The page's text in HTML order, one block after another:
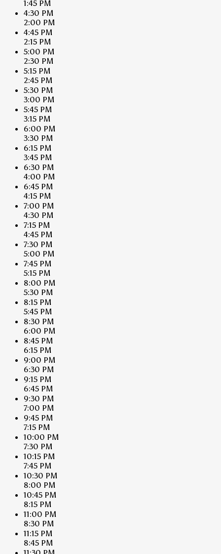
1:45 PM
4:30 PM
2:00 PM
4:45 PM
2:15 PM
5:00 PM
2:30 PM
5:15 PM
2:45 PM
5:30 PM
3:00 PM
5:45 PM
3:15 PM
6:00 PM
3:30 PM
6:15 PM
3:45 PM
6:30 PM
4:00 PM
6:45 PM
4:15 PM
7:00 PM
4:30 PM
7:15 PM
4:45 PM
7:30 PM
5:00 PM
7:45 PM
5:15 PM
8:00 PM
5:30 PM
8:15 PM
5:45 PM
8:30 PM
6:00 PM
8:45 PM
6:15 PM
9:00 PM
6:30 PM
9:15 PM
6:45 PM
9:30 PM
7:00 PM
9:45 PM
7:15 PM
10:00 PM
7:30 PM
10:15 PM
7:45 PM
10:30 PM
8:00 PM
10:45 PM
8:15 PM
11:00 PM
8:30 PM
11:15 PM
8:45 PM